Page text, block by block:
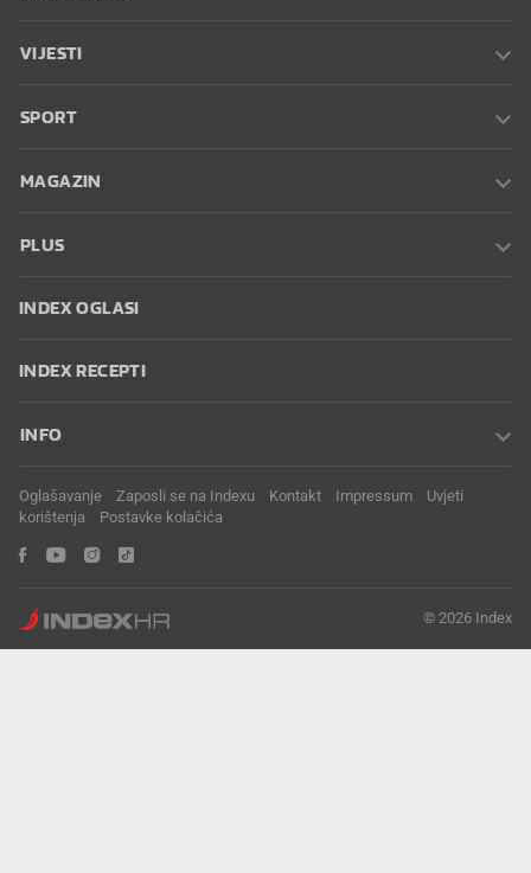
VIJESTI
SPORT
MAGAZIN
PLUS
INDEX OGLASI
INDEX RECEPTI
INFO
Oglašavanje Zaposli se na Indexu Kontakt Impressum
Uvjeti
korištenja
Postavke kolačića
© 2026 Index